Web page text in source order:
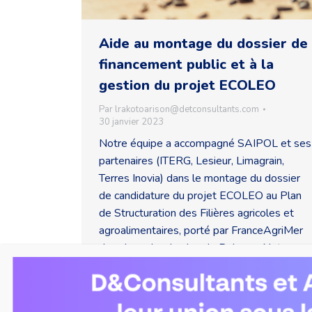
Aide au montage du dossier de
financement public et à la
gestion du projet ECOLEO
Par lrakotoarison@detconsultants.com
30 janvier 2023
Notre équipe a accompagné SAIPOL et ses
partenaires (ITERG, Lesieur, Limagrain,
Terres Inovia) dans le montage du dossier
de candidature du projet ECOLEO au Plan
de Structuration des Filières agricoles et
agroalimentaires, porté par FranceAgriMer
dans le cadre du plan de Relance. Notre
projet et le suivi de la réalisation des
livrables et des dépenses.